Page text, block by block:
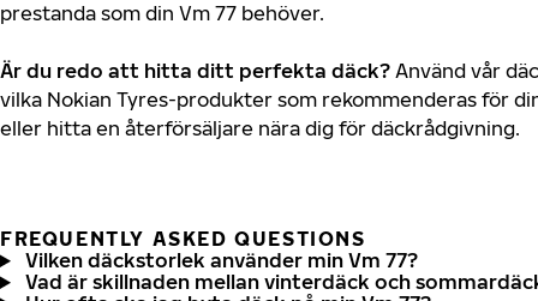
prestanda som din Vm 77 behöver.
Är du redo att hitta ditt perfekta däck? Använd vår
vilka Nokian Tyres-produkter som rekommenderas för
eller hitta en återförsäljare nära dig för däckrådgivning.
FREQUENTLY ASKED QUESTIONS
Vilken däckstorlek använder min Vm 77?
Vad är skillnaden mellan vinterdäck och